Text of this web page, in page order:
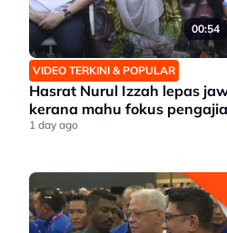
00:54
VIDEO TERKINI & POPULAR
Hasrat Nurul Izzah lepas
kerana mahu fokus
1 day ago